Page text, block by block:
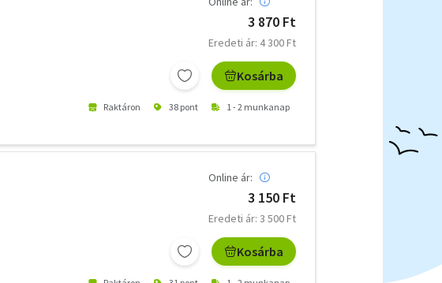
3 870 Ft
Eredeti ár: 4 300 Ft
Kosárba
Raktáron 38 pont 1 - 2 munkanap
Online ár:
3 150 Ft
Eredeti ár: 3 500 Ft
Kosárba